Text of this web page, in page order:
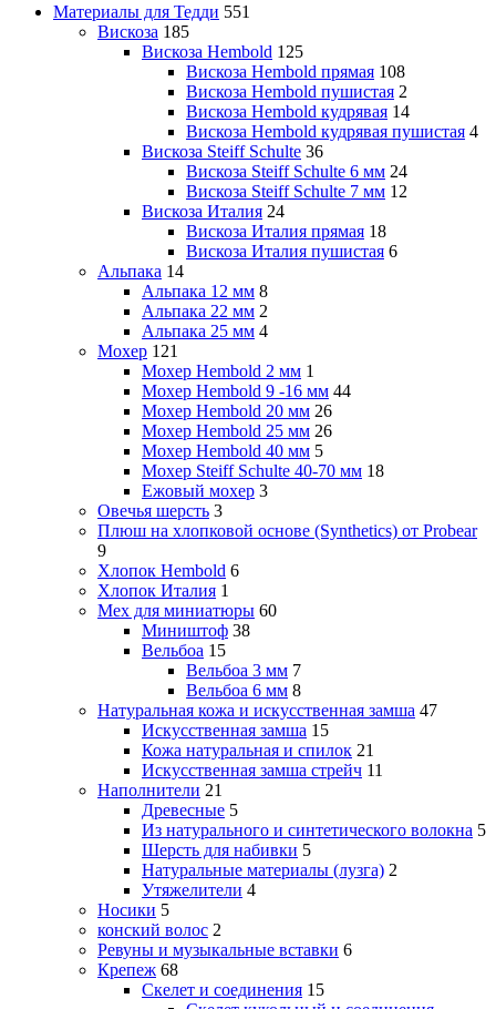
Материалы для Тедди 551
Вискоза 185
Вискоза Hembold 125
Вискоза Hembold прямая 108
Вискоза Hembold пушистая 2
Вискоза Hembold кудрявая 14
Вискоза Hembold кудрявая пушистая 4
Вискоза Steiff Schulte 36
Вискоза Steiff Schulte 6 мм 24
Вискоза Steiff Schulte 7 мм 12
Вискоза Италия 24
Вискоза Италия прямая 18
Вискоза Италия пушистая 6
Альпака 14
Альпака 12 мм 8
Альпака 22 мм 2
Альпака 25 мм 4
Мохер 121
Мохер Hembold 2 мм 1
Мохер Hembold 9 -16 мм 44
Мохер Hembold 20 мм 26
Мохер Hembold 25 мм 26
Мохер Hembold 40 мм 5
Мохер Steiff Schulte 40-70 мм 18
Ежовый мохер 3
Овечья шерсть 3
Плюш на хлопковой основе (Synthetics) от Probear
9
Хлопок Hembold 6
Хлопок Италия 1
Мех для миниатюры 60
Миништоф 38
Вельбоа 15
Вельбоа 3 мм 7
Вельбоа 6 мм 8
Натуральная кожа и искусственная замша 47
Искусственная замша 15
Кожа натуральная и спилок 21
Искусственная замша стрейч 11
Наполнители 21
Древесные 5
Из натурального и синтетического волокна 5
Шерсть для набивки 5
Натуральные материалы (лузга) 2
Утяжелители 4
Носики 5
конский волос 2
Ревуны и музыкальные вставки 6
Крепеж 68
Скелет и соединения 15